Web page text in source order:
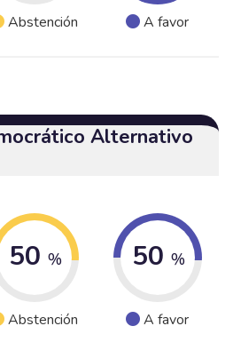
Abstención A favor
Alternativo
50 %
Abstención
50 %
A favor